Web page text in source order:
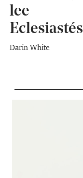
lee
Eclesiastés
Darin White